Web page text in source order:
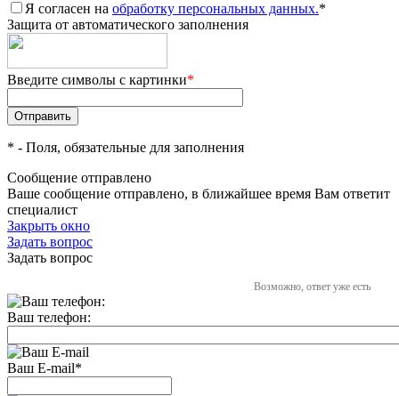
Я согласен на обработку персональных данных.*
Защита от автоматического заполнения
Введите символы с картинки*
* - Поля, обязательные для заполнения
Сообщение отправлено
Ваше сообщение отправлено, в ближайшее время Вам ответит
специалист
Закрыть окно
Задать вопрос
Задать вопрос
Возможно, ответ уже есть
Ваш телефон:
Ваш E-mail*